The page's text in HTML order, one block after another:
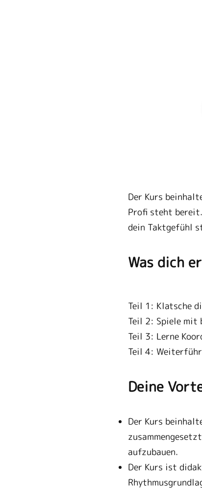
Der Kurs
Profi steht bereit.
dein Taktgefühl
Was dich
Teil 1: Klatsche
Teil 2: Spiele mit
Teil 3: Lerne
Teil 4:
Deine
Der Kurs
aufzubauen.
Der Kurs ist